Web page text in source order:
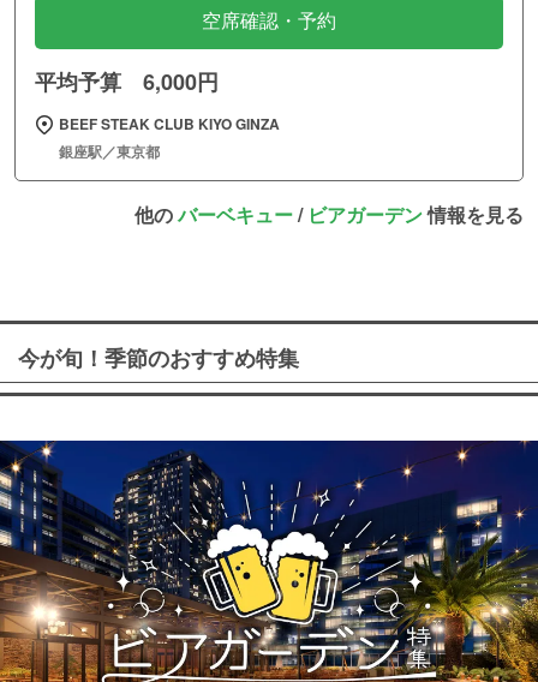
空席確認・予約
平均予算 6,000円
BEEF STEAK CLUB KIYO GINZA
銀座駅／東京都
他のバーベキュー/ ビアガーデン情報を見る
今が旬！季節のおすすめ特集